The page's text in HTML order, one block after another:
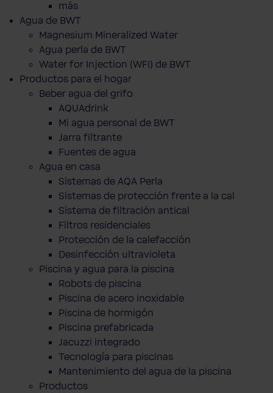
más
Agua de BWT
Magnesium Mineralized Water
Agua perla de BWT
Water for Injection (WFI) de BWT
Productos para el hogar
Beber agua del grifo
AQUAdrink
Mi agua personal de BWT
Jarra filtrante
Fuentes de agua
Agua en casa
Sistemas de AQA Perla
Sistemas de protección frente a la cal
Sistema de filtración antical
Filtros residenciales
Protección de la calefacción
Desinfección ultravioleta
Piscina y agua para la piscina
Robots de piscina
Piscina de acero inoxidable
Piscina de hormigón
Piscina prefabricada
Jacuzzi integrado
Tecnología para piscinas
Mantenimiento del agua de la piscina
Productos